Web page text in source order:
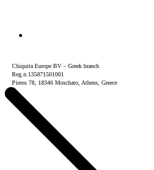
Chiquita Europe BV – Greek branch
Reg.n.135871501001
Pireos 78, 18346 Moschato, Athens, Greece